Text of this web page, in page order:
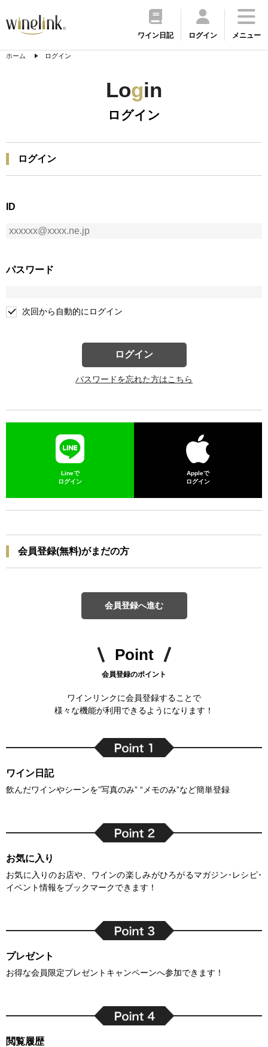
ワイン日記 ログイン メニュー
ホーム ログイン
Login
ログイン
ログイン
ID
パスワード
次回から自動的にログイン
ログイン
パスワードを忘れた方はこちら
Lineで
ログイン
Appleで
ログイン
会員登録(無料)がまだの方
会員登録へ進む
Point
会員登録のポイント
ワインリンクに会員登録することで
様々な機能が利用できるようになります！
ワイン日記
飲んだワインやシーンを”写真のみ” “メモのみ”など簡単登録
お気に入り
お気に入りのお店や、ワインの楽しみがひろがるマガジン･レシピ･
イベント情報をブックマークできます！
プレゼント
お得な会員限定プレゼントキャンペーンへ参加できます！
閲覧履歴